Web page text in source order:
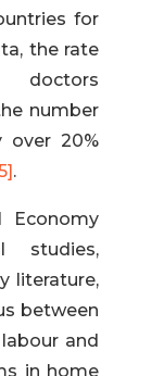
for
the rate
doctors
number
over 20%
.
Economy
studies,
literature,
between
and
in home